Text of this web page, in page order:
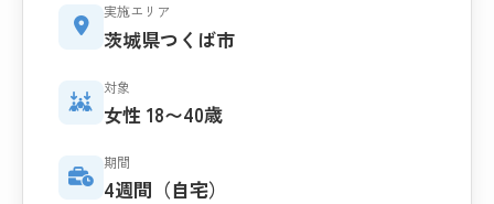
実施エリア
茨城県つくば市
対象
女性 18〜40歳
期間
4週間（自宅）